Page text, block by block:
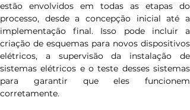
estão envolvidos em todas as etapas do
processo, desde a concepção inicial até a
implementação final. Isso pode incluir a
criação de esquemas para novos dispositivos
elétricos, a supervisão da instalação de
sistemas elétricos e o teste desses sistemas
para garantir que eles funcionem
corretamente.